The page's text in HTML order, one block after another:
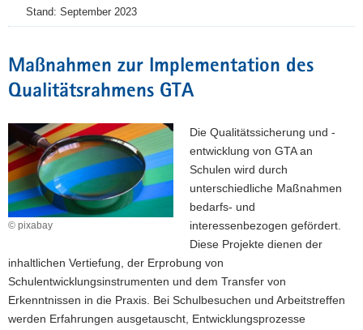
Stand: September 2023
Maßnahmen zur Implementation des
Qualitätsrahmens GTA
© pixabay
Die Qualitätssicherung und -
entwicklung von GTA an
Schulen wird durch
unterschiedliche Maßnahmen
bedarfs- und
interessenbezogen gefördert.
Diese Projekte dienen der
inhaltlichen Vertiefung, der Erprobung von
Schulentwicklungsinstrumenten und dem Transfer von
Erkenntnissen in die Praxis. Bei Schulbesuchen und Arbeitstreffen
werden Erfahrungen ausgetauscht, Entwicklungsprozesse